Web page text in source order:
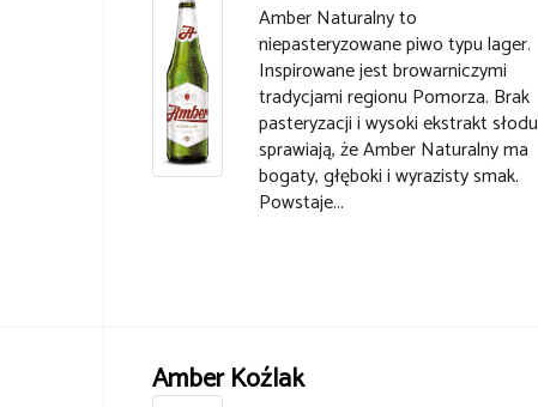
Amber Naturalny to
niepasteryzowane piwo typu lager.
Inspirowane jest browarniczymi
tradycjami regionu Pomorza. Brak
pasteryzacji i wysoki ekstrakt słodu
sprawiają, że Amber Naturalny ma
bogaty, głęboki i wyrazisty smak.
Powstaje...
Amber Koźlak